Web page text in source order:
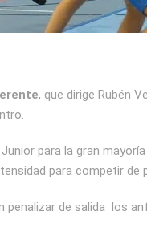
, que dirige Rubén
para la gran
para competir
de salida los